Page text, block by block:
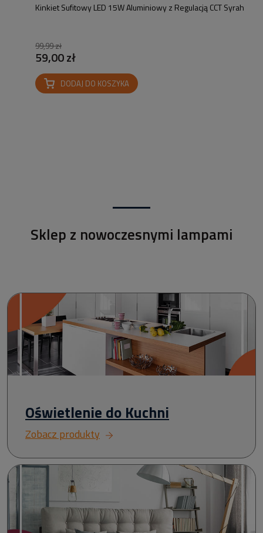
Kinkiet Sufitowy LED 15W Aluminiowy z Regulacją CCT Syrah
99,99 zł
59,00 zł
DODAJ DO KOSZYKA
Sklep z nowoczesnymi lampami
Oświetlenie do Kuchni
Zobacz produkty